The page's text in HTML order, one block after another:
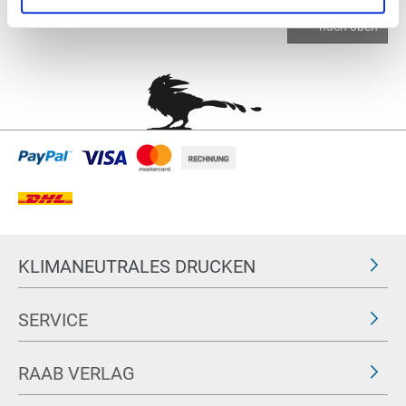
nach oben
KLIMANEUTRALES DRUCKEN
SERVICE
RAAB VERLAG